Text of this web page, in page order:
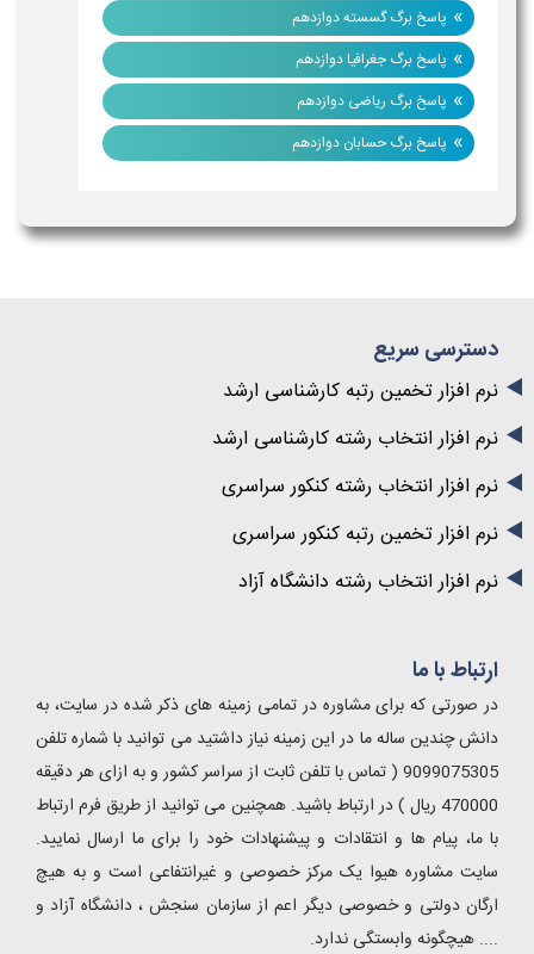
» پاسخ برگ گسسته دوازدهم
» پاسخ برگ جغرافیا دوازدهم
» پاسخ برگ ریاضی دوازدهم
» پاسخ برگ حسابان دوازدهم
دسترسی سریع
نرم افزار تخمین رتبه کارشناسی ارشد
نرم افزار انتخاب رشته کارشناسی ارشد
نرم افزار انتخاب رشته کنکور سراسری
نرم افزار تخمین رتبه کنکور سراسری
نرم افزار انتخاب رشته دانشگاه آزاد
ارتباط با ما
در صورتی که برای مشاوره در تمامی زمینه های ذکر شده در سایت، به
دانش چندین ساله ما در این زمینه نیاز داشتید می توانید با شماره تلفن
9099075305 ( تماس با تلفن ثابت از سراسر کشور و به ازای هر دقیقه
470000 ریال ) در ارتباط باشید. همچنین می توانید از طریق فرم ارتباط
با ما، پیام ها و انتقادات و پیشنهادات خود را برای ما ارسال نمایید.
سایت مشاوره هیوا یک مرکز خصوصی و غیرانتفاعی است و به هیچ
ارگان دولتی و خصوصی دیگر اعم از سازمان سنجش ، دانشگاه آزاد و
.... هیچگونه وابستگی ندارد.